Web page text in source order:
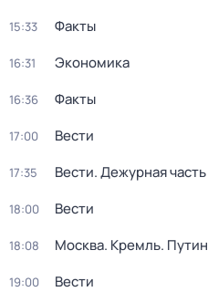
15:33 Факты
16:31 Экономика
16:36 Факты
17:00 Вести
17:35 Вести. Дежурная часть
18:00 Вести
18:08 Москва. Кремль. Путин
19:00 Вести